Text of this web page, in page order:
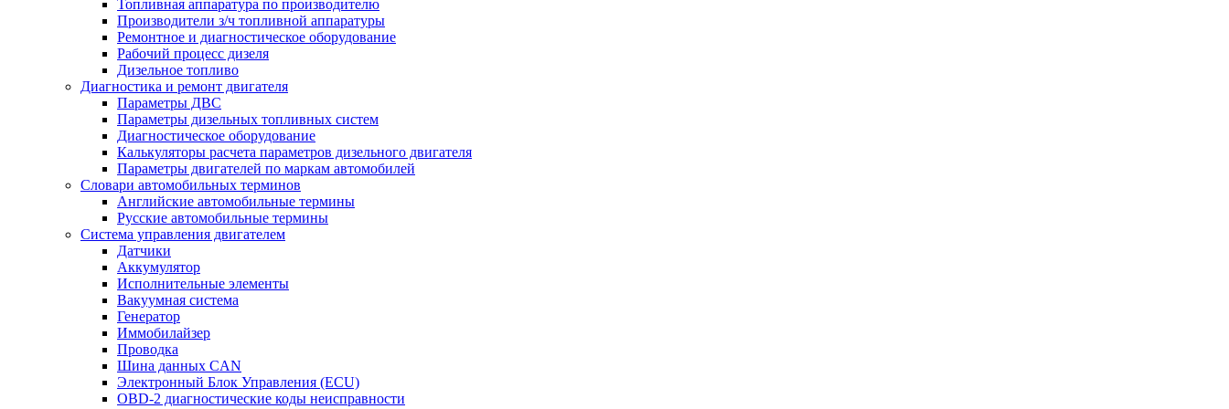
Топливная аппаратура по производителю
Производители з/ч топливной аппаратуры
Ремонтное и диагностическое оборудование
Рабочий процесс дизеля
Дизельное топливо
Диагностика и ремонт двигателя
Параметры ДВС
Параметры дизельных топливных систем
Диагностическое оборудование
Калькуляторы расчета параметров дизельного двигателя
Параметры двигателей по маркам автомобилей
Словари автомобильных терминов
Английские автомобильные термины
Русские автомобильные термины
Система управления двигателем
Датчики
Аккумулятор
Исполнительные элементы
Вакуумная система
Генератор
Иммобилайзер
Проводка
Шина данных CAN
Электронный Блок Управления (ECU)
OBD-2 диагностические коды неисправности